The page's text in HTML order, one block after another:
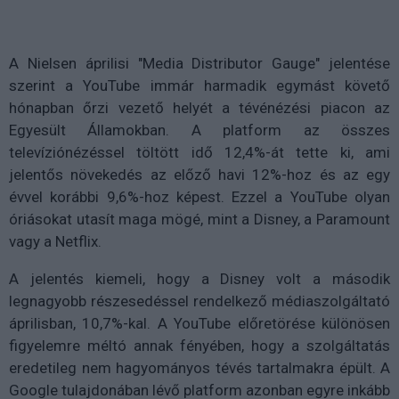
A Nielsen áprilisi "Media Distributor Gauge" jelentése
szerint a YouTube immár harmadik egymást követő
hónapban őrzi vezető helyét a tévénézési piacon az
Egyesült Államokban. A platform az összes
televíziónézéssel töltött idő 12,4%-át tette ki, ami
jelentős növekedés az előző havi 12%-hoz és az egy
évvel korábbi 9,6%-hoz képest. Ezzel a YouTube olyan
óriásokat utasít maga mögé, mint a Disney, a Paramount
vagy a Netflix.
A jelentés kiemeli, hogy a Disney volt a második
legnagyobb részesedéssel rendelkező médiaszolgáltató
áprilisban, 10,7%-kal. A YouTube előretörése különösen
figyelemre méltó annak fényében, hogy a szolgáltatás
eredetileg nem hagyományos tévés tartalmakra épült. A
Google tulajdonában lévő platform azonban egyre inkább